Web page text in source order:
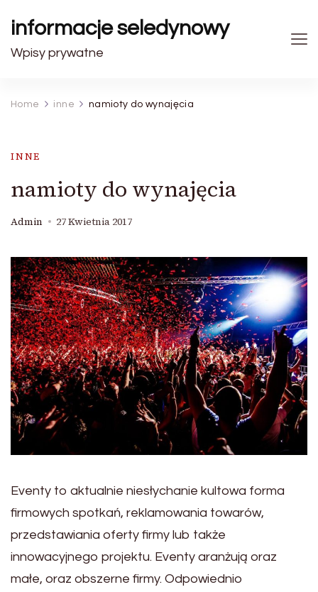
informacje seledynowy
Wpisy prywatne
Home inne namioty do wynajęcia
INNE
namioty do wynajęcia
Admin 27 Kwietnia 2017
Eventy to aktualnie niesłychanie kultowa forma
firmowych spotkań, reklamowania towarów,
przedstawiania oferty firmy lub także
innowacyjnego projektu. Eventy aranżują oraz
małe, oraz obszerne firmy. Odpowiednio